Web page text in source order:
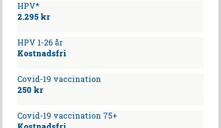
HPV*
2.295 kr
HPV 1-26 år
Kostnadsfri
Covid-19 vaccination
250 kr
Covid-19 vaccination 75+